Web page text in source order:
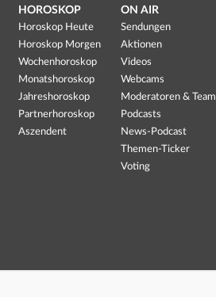
HOROSKOP
Horoskop Heute
Horoskop Morgen
Wochenhoroskop
Monatshoroskop
Jahreshoroskop
Partnerhoroskop
Aszendent
ON AIR
Sendungen
Aktionen
Videos
Webcams
Moderatoren & Team
Podcasts
News-Podcast
Themen-Ticker
Voting